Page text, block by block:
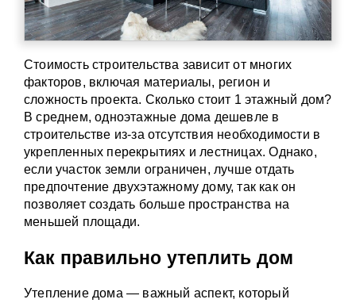
Стоимость строительства зависит от многих
факторов, включая материалы, регион и
сложность проекта. Сколько стоит 1 этажный дом?
В среднем, одноэтажные дома дешевле в
строительстве из-за отсутствия необходимости в
укрепленных перекрытиях и лестницах. Однако,
если участок земли ограничен, лучше отдать
предпочтение двухэтажному дому, так как он
позволяет создать больше пространства на
меньшей площади.
Как правильно утеплить дом
Утепление дома — важный аспект, который